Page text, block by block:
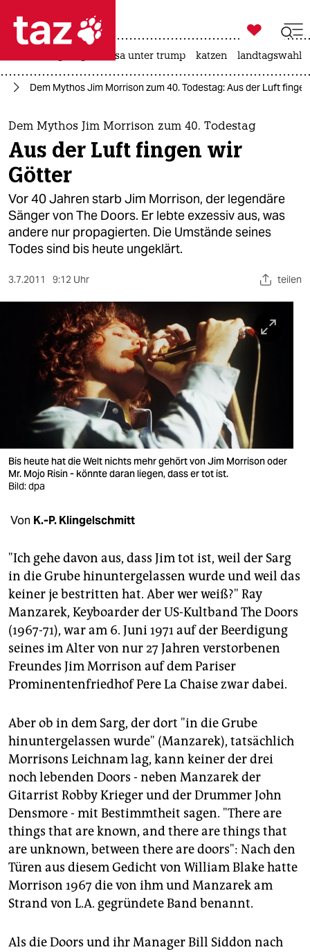
 taz zahl ich
taz zahl ich
themen
politik
öko
gesellschaft
kultur
sport
wahrheit
verlag
verlag
veranstaltungen
shop
fragen & hilfe
abo
genossenschaft
epaper login

taz zahl ich
usa unter trump katzen landtagswahl
Dem Mythos Jim Morrison zum 40. Todestag: Aus der Luft
Dem Mythos Jim Morrison zum 40. Todestag
Aus der Luft fingen wir
Götter
Vor 40 Jahren starb Jim Morrison, der legendäre
Sänger von The Doors. Er lebte exzessiv aus, was
andere nur propagierten. Die Umstände seines
Todes sind bis heute ungeklärt.
3.7.2011 9:12 Uhr teilen
Bis heute hat die Welt nichts mehr gehört von Jim Morrison oder
Mr. Mojo Risin - könnte daran liegen, dass er tot ist.
Bild: dpa
Von K.-P. Klingelschmitt
"Ich gehe davon aus, dass Jim tot ist, weil der Sarg
in die Grube hinuntergelassen wurde und weil das
keiner je bestritten hat. Aber wer weiß?" Ray
Manzarek, Keyboarder der US-Kultband The Doors
(1967-71), war am 6. Juni 1971 auf der Beerdigung
seines im Alter von nur 27 Jahren verstorbenen
Freundes Jim Morrison auf dem Pariser
Prominentenfriedhof Pere La Chaise zwar dabei.
Aber ob in dem Sarg, der dort "in die Grube
hinuntergelassen wurde" (Manzarek), tatsächlich
Morrisons Leichnam lag, kann keiner der drei
noch lebenden Doors - neben Manzarek der
Gitarrist Robby Krieger und der Drummer John
Densmore - mit Bestimmtheit sagen. "There are
things that are known, and there are things that
are unknown, between there are doors": Nach den
Türen aus diesem Gedicht von William Blake hatte
Morrison 1967 die von ihm und Manzarek am
Strand von L.A. gegründete Band benannt.
Als die Doors und ihr Manager Bill Siddon nach